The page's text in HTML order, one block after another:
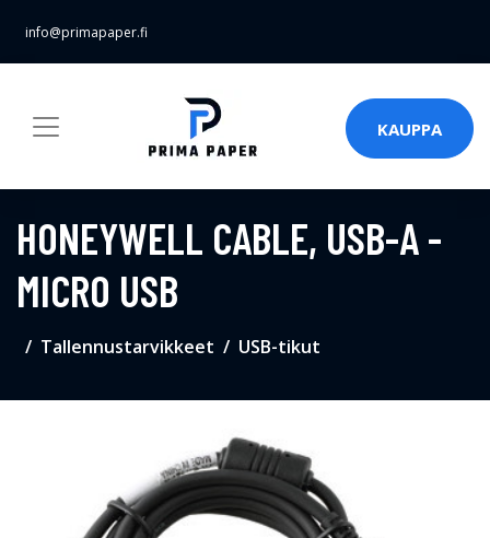
info@primapaper.fi
KAUPPA
HONEYWELL CABLE, USB-A -
MICRO USB
Tallennustarvikkeet USB-tikut